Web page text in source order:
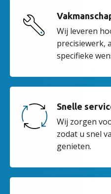
Wij leveren
precisiewerk,
specifieke
Snelle
Wij zorgen
zodat u snel
genieten.